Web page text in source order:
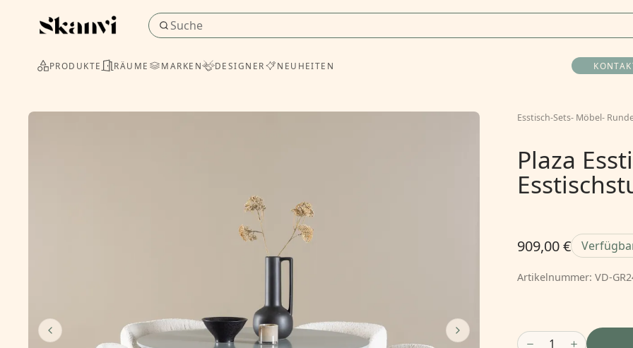
PRODUKTE RÄUME MARKEN DESIGNER NEUHEITEN
Esstisch-Sets- Möbel-
Plaza
909,00 €
Artikelnummer:VD-
1